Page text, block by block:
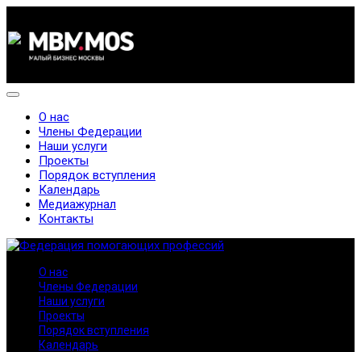
О нас
Члены Федерации
Наши услуги
Проекты
Порядок вступления
Календарь
Медиажурнал
Контакты
О нас
Члены Федерации
Наши услуги
Проекты
Порядок вступления
Календарь